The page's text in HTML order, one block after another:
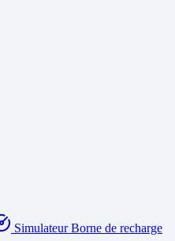
Simulateur Borne de recharge